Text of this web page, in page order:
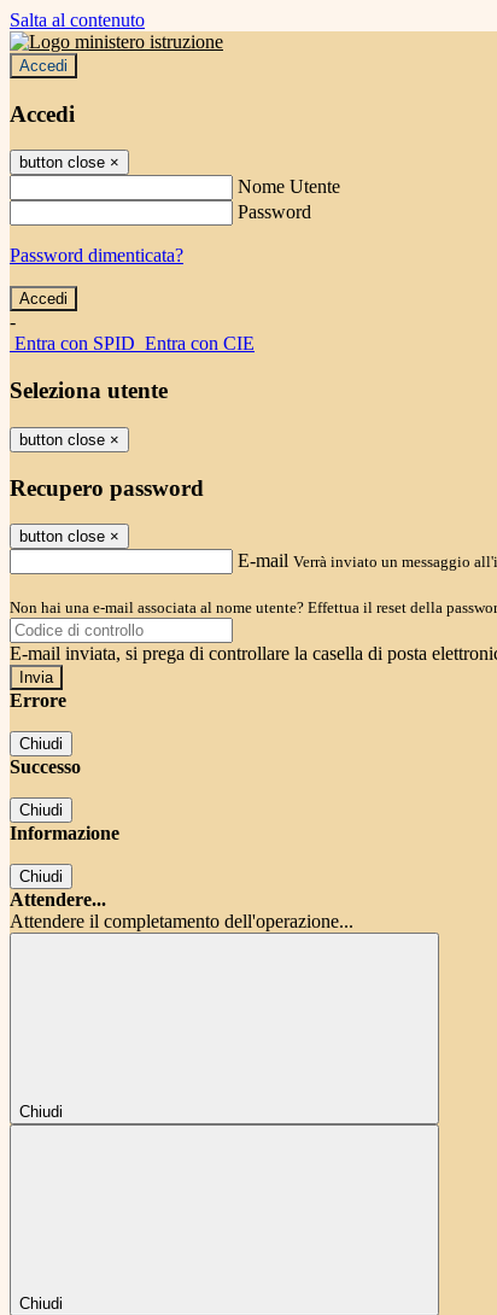
Salta al contenuto
Accedi
Accedi
button close ×
Nome Utente
Password
Password dimenticata?
-
Entra con SPID Entra con CIE
Seleziona utente
button close ×
Recupero password
button close ×
E-mail Verrà inviato un messaggio
Non hai una e-mail associata al nome utente? Effettua il reset della
E-mail inviata, si prega di controllare la casella di posta
Errore
Chiudi
Successo
Chiudi
Informazione
Chiudi
Attendere...
Attendere il completamento dell'operazione...
Chiudi
Chiudi